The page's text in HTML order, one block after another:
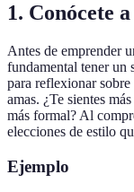
1. Conócete
Antes de emprender
fundamental tener un
para reflexionar sobre
amas. ¿Te sientes
más formal? Al
elecciones de estilo
Ejemplo